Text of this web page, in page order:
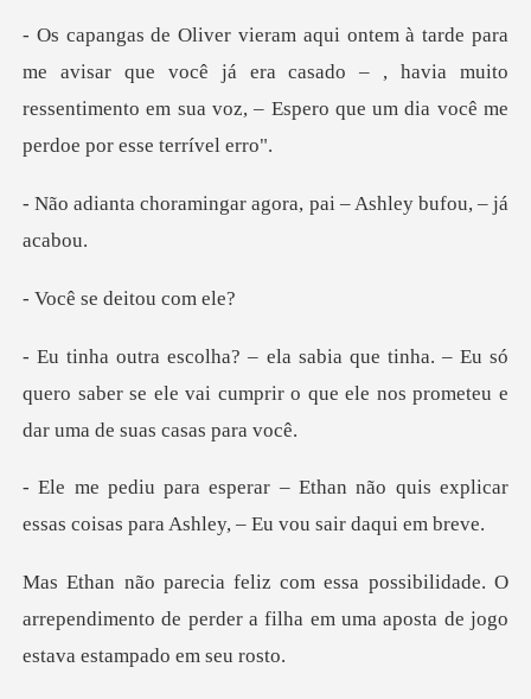
r que você já era casado – , havia muito
ressentimento em sua v
gar agora, pai – Ashle
e deitou
– Eu só
quero saber se ele vai cumprir o que el
não quis explicar
essas coisas para
dade. O
arrependimento de perder a filha em um